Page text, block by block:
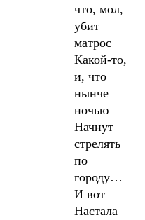
что, мол,
убит
матрос
Какой-то,
и, что
нынче
ночью
Начнут
стрелять
по
городу…
И вот
Настала